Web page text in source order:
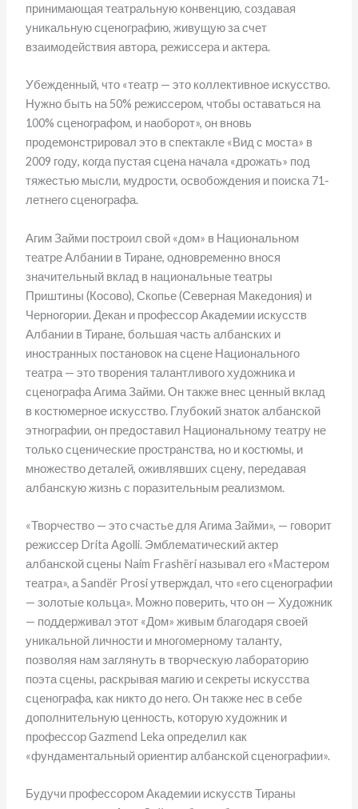
принимающая театральную конвенцию, создавая
уникальную сценографию, живущую за счет
взаимодействия автора, режиссера и актера.
Убежденный, что «театр — это коллективное искусство.
Нужно быть на 50% режиссером, чтобы оставаться на
100% сценографом, и наоборот», он вновь
продемонстрировал это в спектакле «Вид с моста» в
2009 году, когда пустая сцена начала «дрожать» под
тяжестью мысли, мудрости, освобождения и поиска 71-
летнего сценографа.
Агим Займи построил свой «дом» в Национальном
театре Албании в Тиране, одновременно внося
значительный вклад в национальные театры
Приштины (Косово), Скопье (Северная Македония) и
Черногории. Декан и профессор Академии искусств
Албании в Тиране, большая часть албанских и
иностранных постановок на сцене Национального
театра — это творения талантливого художника и
сценографа Агима Займи. Он также внес ценный вклад
в костюмерное искусство. Глубокий знаток албанской
этнографии, он предоставил Национальному театру не
только сценические пространства, но и костюмы, и
множество деталей, оживлявших сцену, передавая
албанскую жизнь с поразительным реализмом.
«Творчество — это счастье для Агима Займи», — говорит
режиссер Drita Agolli. Эмблематический актер
албанской сцены Naim Frashëri называл его «Мастером
театра», а Sandër Prosi утверждал, что «его сценографии
— золотые кольца». Можно поверить, что он — Художник
— поддерживал этот «Дом» живым благодаря своей
уникальной личности и многомерному таланту,
позволяя нам заглянуть в творческую лабораторию
поэта сцены, раскрывая магию и секреты искусства
сценографа, как никто до него. Он также нес в себе
дополнительную ценность, которую художник и
профессор Gazmend Leka определил как
«фундаментальный ориентир албанской сценографии».
Будучи профессором Академии искусств Тираны